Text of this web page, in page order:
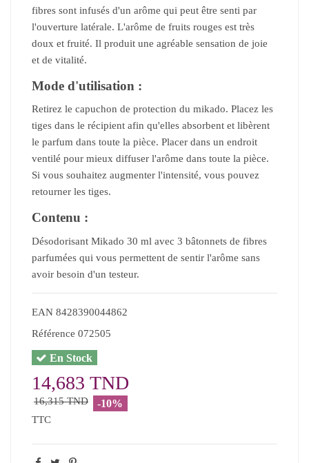
fibres sont infusés d'un arôme qui peut être senti par
l'ouverture latérale. L'arôme de fruits rouges est très
doux et fruité. Il produit une agréable sensation de joie
et de vitalité.
Mode d'utilisation :
Retirez le capuchon de protection du mikado. Placez les
tiges dans le récipient afin qu'elles absorbent et libèrent
le parfum dans toute la pièce. Placer dans un endroit
ventilé pour mieux diffuser l'arôme dans toute la pièce.
Si vous souhaitez augmenter l'intensité, vous pouvez
retourner les tiges.
Contenu :
Désodorisant Mikado 30 ml avec 3 bâtonnets de fibres
parfumées qui vous permettent de sentir l'arôme sans
avoir besoin d'un testeur.
EAN 8428390044862
Référence 072505
En Stock
14,683 TND
16,315 TND -10%
TTC